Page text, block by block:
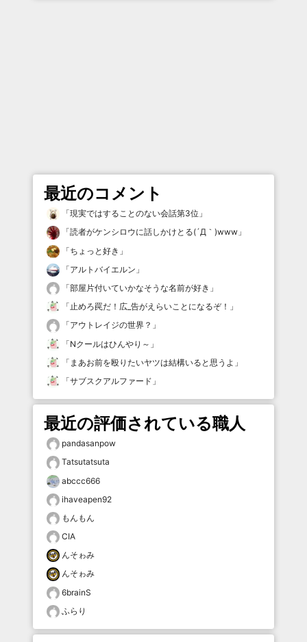
最近のコメント
「現実ではすることのない会話第3位 」
「読者がケンシロウに話しかけとる(´Д｀)www 」
「ちょっと好き 」
「アルトバイエルン 」
「部屋片付いていかなそうな名前が好き 」
「止めろ罠だ！広_告がえらいことになるぞ！ 」
「アウトレイジの世界？ 」
「Nクールはひんやり～ 」
「 まあお前を殴りたいヤツは結構いると思うよ 」
「サブスクアルファード 」
最近の評価されている職人
pandasanpow
Tatsutatsuta
abccc666
ihaveapen92
もんもん
CIA
んそゎみ
んそゎみ
6brainS
ふらり